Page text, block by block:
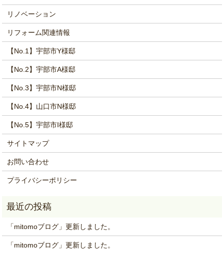
リノベーション
リフォーム関連情報
【No.1】宇部市Y様邸
【No.2】宇部市A様邸
【No.3】宇部市N様邸
【No.4】山口市N様邸
【No.5】宇部市I様邸
サイトマップ
お問い合わせ
プライバシーポリシー
「mitomoブログ」更新しました。
「mitomoブログ」更新しました。